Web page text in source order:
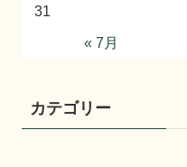
31
« 7月
カテゴリー